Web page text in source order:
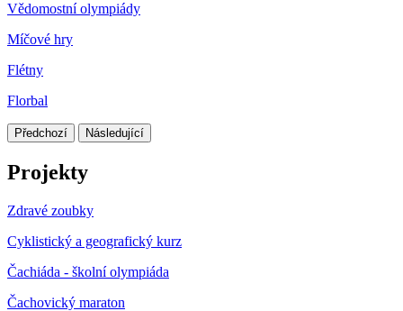
Vědomostní olympiády
Míčové hry
Flétny
Florbal
Předchozí Následující
Projekty
Zdravé zoubky
Cyklistický a geografický kurz
Čachiáda - školní olympiáda
Čachovický maraton